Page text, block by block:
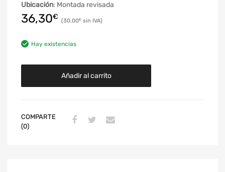
Ubicación: Montada revisada
36,30€ 30,00€
Hay existencias
Añadir al carrito
COMPARTE
(0)